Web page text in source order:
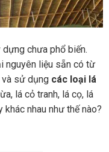
chưa phổ biến.
nguyên liệu sẵn có từ
và sử dụng các loại lá
lá cỏ tranh, lá cọ, lá
nhau như thế nào?